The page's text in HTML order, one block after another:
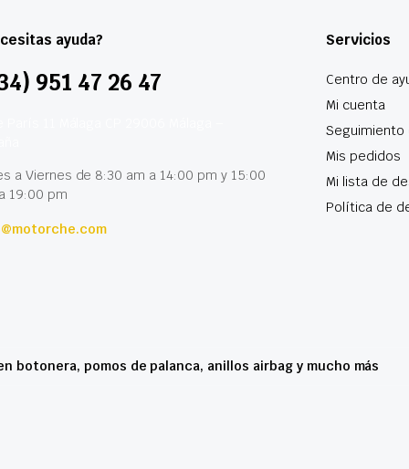
ayuda?
951 47 26 47
a Viernes de 8:30 am a 14:00 pm y 15:00
19:00 pm
Servicios
Centro de
Mi cuenta
Seguimiento
Mis pedidos
Mi lista de
Política de
botonera, pomos de palanca, anillos airbag y mucho más